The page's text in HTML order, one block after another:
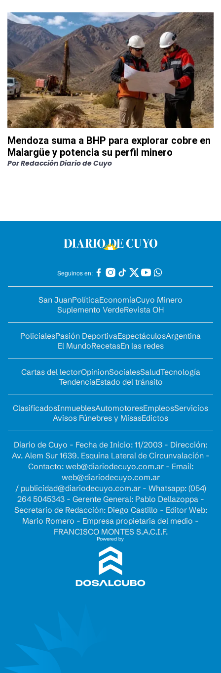
Mendoza suma a BHP para explorar cobre en
Malargüe y potencia su perfil minero
PorRedacción Diario de Cuyo
Seguinos en:
San JuanPolíticaEconomíaCuyo Minero
Suplemento VerdeRevista OH
PolicialesPasión DeportivaEspectáculosArgentina
El MundoRecetasEn las redes
Cartas del lectorOpinionSocialesSaludTecnología
TendenciaEstado del tránsito
ClasificadosInmueblesAutomotoresEmpleosServicios
Avisos Fúnebres y MisasEdictos
Diario de Cuyo - Fecha de Inicio: 11/2003 - Dirección:
Av. Alem Sur 1639. Esquina Lateral de Circunvalación -
Contacto: web@diariodecuyo.com.ar- Email:
web@diariodecuyo.com.ar
/ publicidad@diariodecuyo.com.ar- Whatsapp: (054)
264 5045343 - Gerente General: Pablo Dellazoppa -
Secretario de Redacción: Diego Castillo - Editor Web:
Mario Romero - Empresa propietaria del medio -
FRANCISCO MONTES S.A.C.I.F.